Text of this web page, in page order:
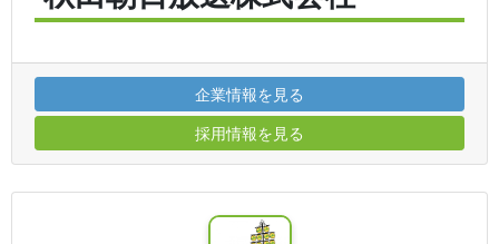
企業情報を見る
採用情報を見る